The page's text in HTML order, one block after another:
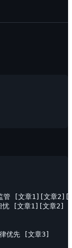
监管 [文章1][文章2][
忧 [文章1][文章2]
优先 [文章3]